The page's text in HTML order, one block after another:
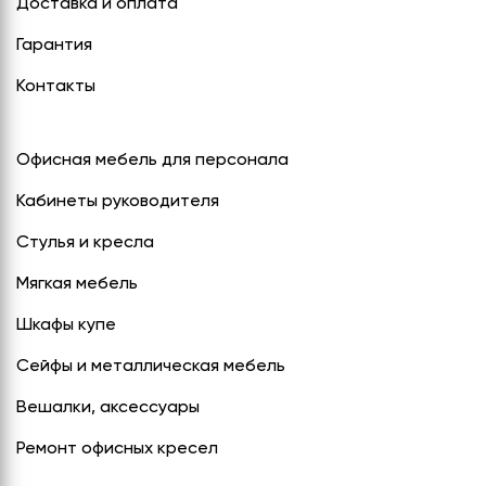
СЕРИЯ "МОБИ"
"КОРТЕЗ"
"TOРР"
"ТОРР ЗЕТ"
ВЗЛОМОСТОЙКИЕ СЕЙФЫ 2
КЛАССА
Доставка и оплата
Гарантия
Контакты
Офисная мебель для персонала
Кабинеты руководителя
Стулья и кресла
Мягкая мебель
Шкафы купе
Сейфы и металлическая мебель
Вешалки, аксессуары
Ремонт офисных кресел